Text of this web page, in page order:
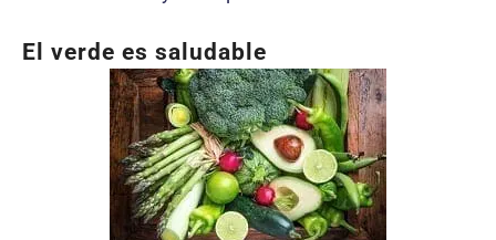
El verde es saludable